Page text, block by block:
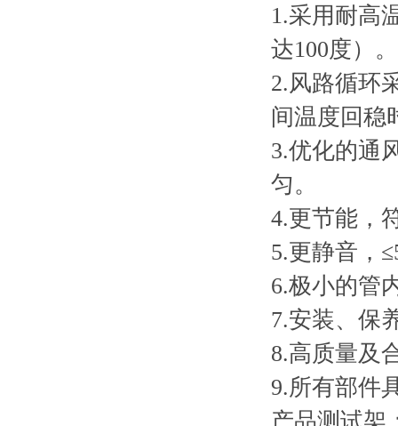
1.采用耐高
达100度）。
2.风路循环
间温度回稳
3.优化的通
匀。
4.更节能，
5.更静音，
6.极小的管
7.安装、保
8.高质量及
9.所有部件